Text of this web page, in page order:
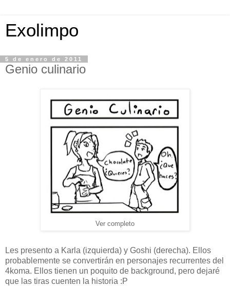
Exolimpo
5 de enero de 2011
Genio culinario
Ver completo
Les presento a Karla (izquierda) y Goshi (derecha). Ellos
probablemente se convertirán en personajes recurrentes del
4koma. Ellos tienen un poquito de background, pero dejaré
que las tiras cuenten la historia :P